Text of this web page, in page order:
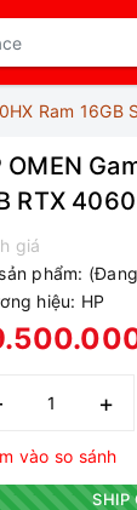
Ram 16GB
OMEN
RTX
giá
phẩm:
hiệu: HP
+
vào so sánh
SHIP